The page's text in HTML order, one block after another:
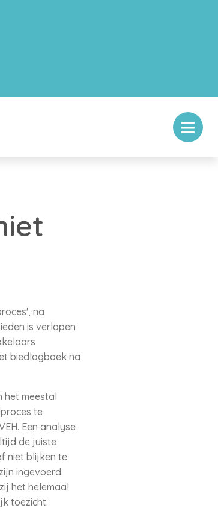
na
is verlopen
biedlogboek na
meestal
te
Een analyse
de juiste
niet blijken te
ingevoerd.
het helemaal
toezicht.